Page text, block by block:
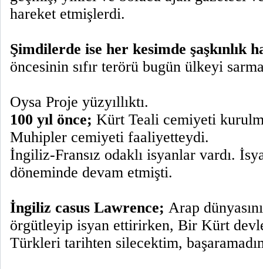
hareket etmişlerdi.
Şimdilerde ise her kesimde şaşkınlık
öncesinin sıfır terörü bugün ülkeyi
Oysa Proje yüzyıllıktı.
100 yıl önce; Kürt Teali cemiyeti
Muhipler cemiyeti faaliyetteydi.
İngiliz-Fransız odaklı isyanlar vardı.
döneminde devam etmişti.
İngiliz casus Lawrence; Arap
örgütleyip isyan ettirirken, Bir Kürt
Türkleri tarihten silecektim,